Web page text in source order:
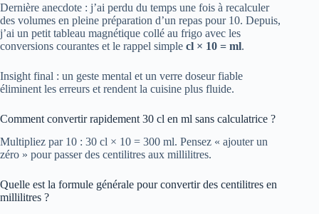
Dernière anecdote : j’ai perdu du temps une fois à recalculer
des volumes en pleine préparation d’un repas pour 10. Depuis,
j’ai un petit tableau magnétique collé au frigo avec les
conversions courantes et le rappel simple cl × 10 = ml.
Insight final : un geste mental et un verre doseur fiable
éliminent les erreurs et rendent la cuisine plus fluide.
Comment convertir rapidement 30 cl en ml sans calculatrice ?
Multipliez par 10 : 30 cl × 10 = 300 ml. Pensez « ajouter un
zéro » pour passer des centilitres aux millilitres.
Quelle est la formule générale pour convertir des centilitres en
millilitres ?